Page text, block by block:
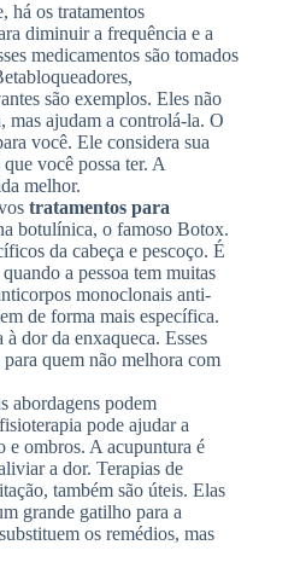
há os tratamentos
diminuir a frequência e a
medicamentos são tomados
são exemplos. Eles não
mas ajudam a controlá-la. O
você. Ele considera sua
você possa ter. A
melhor.
tratamentos para
botulínica, o famoso Botox.
da cabeça e pescoço. É
a pessoa tem muitas
monoclonais anti-
de forma mais específica.
dor da enxaqueca. Esses
para quem não melhora com
abordagens podem
pode ajudar a
e ombros. A acupuntura é
a dor. Terapias de
também são úteis. Elas
grande gatilho para a
os remédios, mas